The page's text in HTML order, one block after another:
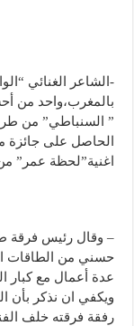
-الشاعر الغنائي
بالمغرب،واحد من
” السنباطي” من
اغنية”لحظة عمر”
– وقال رئيس فرقة
حسني من الطاقات
عدة أعمال مع كبار
ويكفي ان نذكر بأن
رفقة فرقته خلف